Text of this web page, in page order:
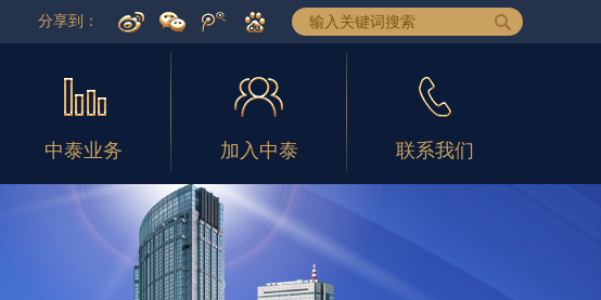
分享到：
中泰业务 加入中泰 联系我们